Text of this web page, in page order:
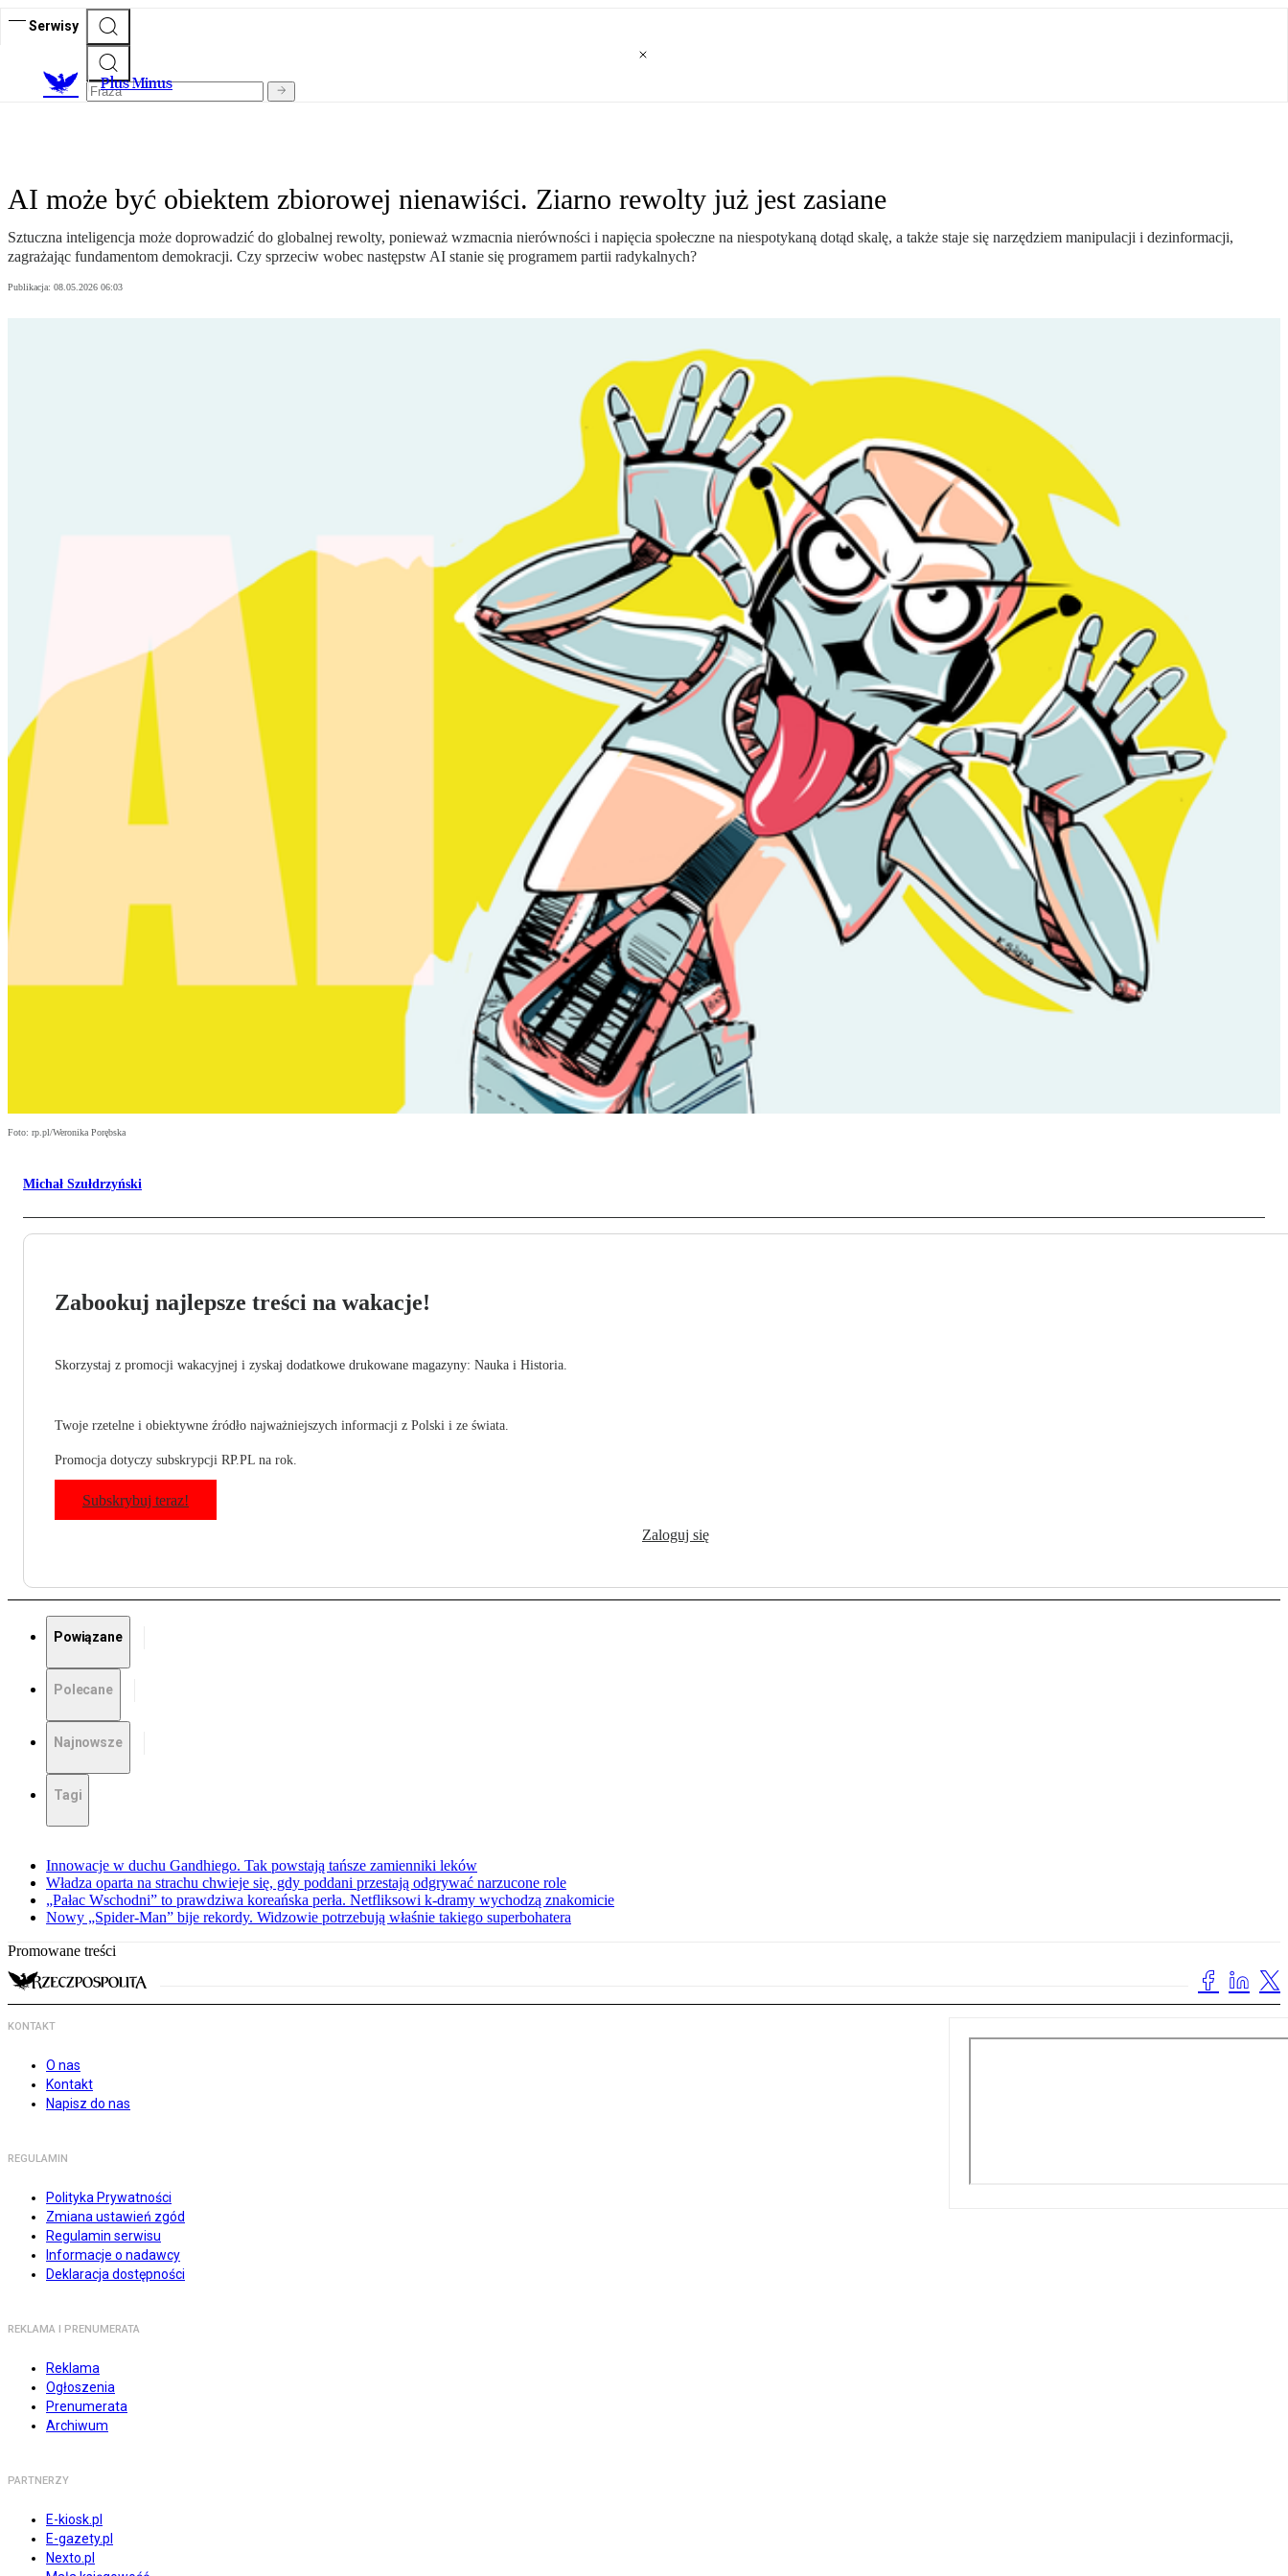
Serwisy
Plus Minus
AI może być obiektem zbiorowej nienawiści. Ziarno rewolty już jest zasiane
Sztuczna inteligencja może doprowadzić do globalnej rewolty, ponieważ wzmacnia nierówności i napięcia społeczne na niespotykaną dotąd skalę, a także staje się narzędziem manipulacji i dezinformacji,
zagrażając fundamentom demokracji. Czy sprzeciw wobec następstw AI stanie się programem partii radykalnych?
Publikacja: 08.05.2026 06:03
Foto: rp.pl/Weronika Porębska
Michał Szułdrzyński
Zabookuj najlepsze treści na wakacje!
Skorzystaj z promocji wakacyjnej i zyskaj dodatkowe drukowane magazyny: Nauka i Historia.
Twoje rzetelne i obiektywne źródło najważniejszych informacji z Polski i ze świata.
Promocja dotyczy subskrypcji RP.PL na rok.
Subskrybuj teraz!
Zaloguj się
Powiązane
Polecane
Najnowsze
Tagi
Innowacje w duchu Gandhiego. Tak powstają tańsze zamienniki leków
Władza oparta na strachu chwieje się, gdy poddani przestają odgrywać narzucone role
„Pałac Wschodni” to prawdziwa koreańska perła. Netfliksowi k-dramy wychodzą znakomicie
Nowy „Spider-Man” bije rekordy. Widzowie potrzebują właśnie takiego superbohatera
Promowane treści
KONTAKT
O nas
Kontakt
Napisz do nas
REGULAMIN
Polityka Prywatności
Zmiana ustawień zgód
Regulamin serwisu
Informacje o nadawcy
Deklaracja dostępności
REKLAMA I PRENUMERATA
Reklama
Ogłoszenia
Prenumerata
Archiwum
PARTNERZY
E-kiosk.pl
E-gazety.pl
Nexto.pl